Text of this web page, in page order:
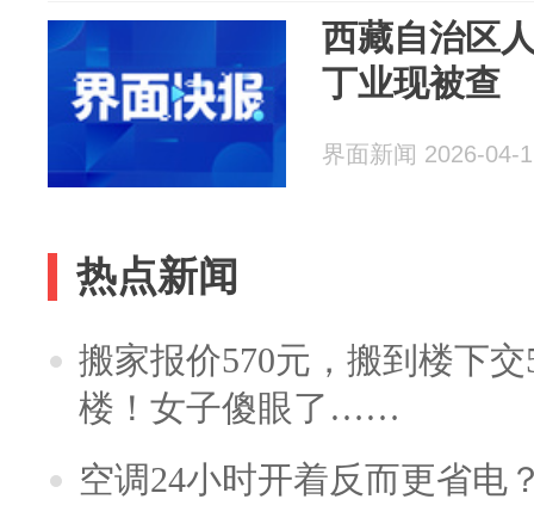
西藏自治区
丁业现被查
界面新闻 2026-04-
热点新闻
搬家报价570元，搬到楼下
楼！女子傻眼了……
空调24小时开着反而更省电